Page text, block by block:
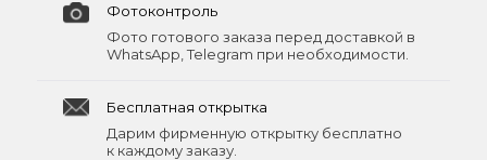
Фотоконтроль
Фото готового заказа перед доставкой в
WhatsApp, Telegram при необходимости.
Бесплатная открытка
Дарим фирменную открытку бесплатно
к каждому заказу.